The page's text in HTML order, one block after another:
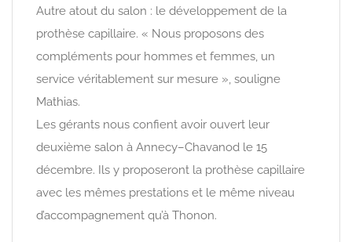
Autre atout du salon : le développement de la
prothèse capillaire. « Nous proposons des
compléments pour hommes et femmes, un
service véritablement sur mesure », souligne
Mathias.
Les gérants nous confient avoir ouvert leur
deuxième salon à Annecy–Chavanod le 15
décembre. Ils y proposeront la prothèse capillaire
avec les mêmes prestations et le même niveau
d’accompagnement qu’à Thonon.